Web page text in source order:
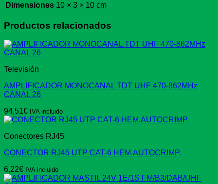
Dimensiones 10 × 3 × 10 cm
Productos relacionados
Televisión
AMPLIFICADOR MONOCANAL TDT UHF 470-862MHz
CANAL 26
94,51€ IVA incluido
Conectores RJ45
CONECTOR RJ45 UTP CAT-6 HEM.AUTOCRIMP.
6,22€ IVA incluido